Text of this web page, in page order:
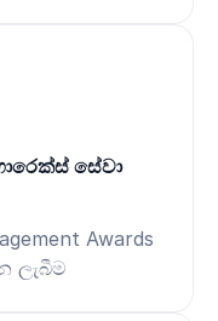
සේවා
Awards
ලැබීම